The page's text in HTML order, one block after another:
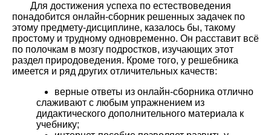
Для достижения успеха по естествоведения
понадобится онлайн-сборник решенных задачек по
этому предмету-дисциплине, казалось бы, такому
простому и трудному одновременно. Он расставит всё
по полочкам в мозгу подростков, изучающих этот
раздел природоведения. Кроме того, у решебника
имеется и ряд других отличительных качеств:
верные ответы из онлайн-сборника отлично
слаживают с любым упражнением из
дидактического дополнительного материала к
учебнику;